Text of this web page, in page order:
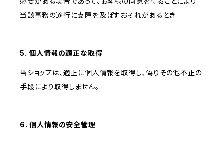
当該事務の遂行に支障を及ぼすおそれがあるとき
5. 個人情報の適正な取得
当ショップは、適正に個人情報を取得し、偽りその他不正の
手段により取得しません。
6. 個人情報の安全管理